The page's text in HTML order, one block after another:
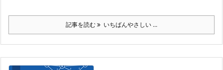
記事を読む いちばんやさしい ...